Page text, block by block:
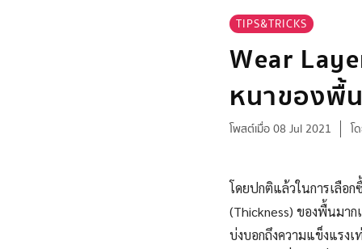
TIPS&TRICKS
Wear
หนาของพื้
โพสต์เมื่อ 08 Jul 2021 โ
โดยปกติแล้วในการเลือ
(Thickness) ของพื้นมา
บ่งบอกถึงความแข็งแรง